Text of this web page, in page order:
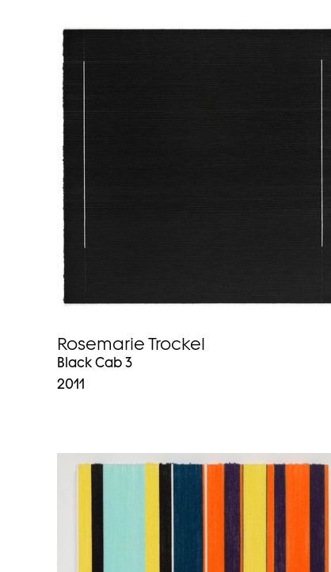
Rosemarie Trockel
Black Cab 3
2011